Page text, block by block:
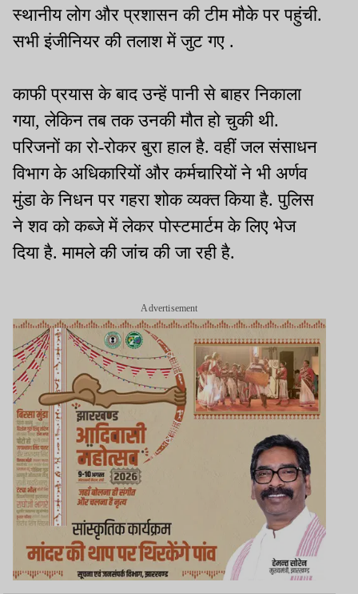
स्थानीय लोग और प्रशासन की टीम मौके पर पहुंची.
सभी इंजीनियर की तलाश में जुट गए .
काफी प्रयास के बाद उन्हें पानी से बाहर निकाला
गया, लेकिन तब तक उनकी मौत हो चुकी थी.
परिजनों का रो-रोकर बुरा हाल है. वहीं जल संसाधन
विभाग के अधिकारियों और कर्मचारियों ने भी अर्णव
मुंडा के निधन पर गहरा शोक व्यक्त किया है. पुलिस
ने शव को कब्जे में लेकर पोस्टमार्टम के लिए भेज
दिया है. मामले की जांच की जा रही है.
Advertisement